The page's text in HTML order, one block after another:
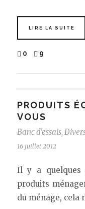
LIRE LA SUITE
0 9
PRODUITS
VOUS
Banc d'essais,
16 juillet 2012
Il y a quelques
produits
du ménage, cela